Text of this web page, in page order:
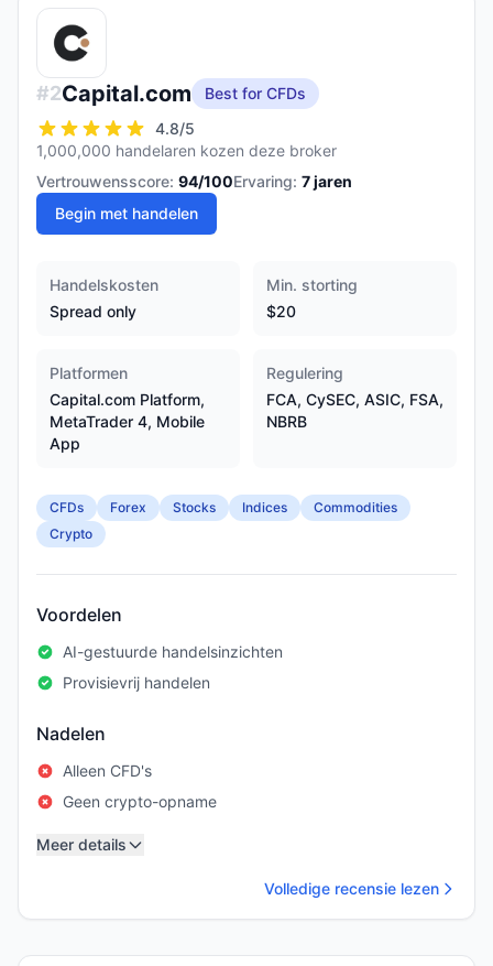
#2Capital.com
Best for CFDs
4.8/5
1,000,000 handelaren kozen deze broker
Vertrouwensscore: 94/100Ervaring: 7jaren
Begin met handelen
Handelskosten
Spread only
Min. storting
$20
Platformen
Capital.com Platform,
MetaTrader 4, Mobile
App
Regulering
FCA, CySEC, ASIC, FSA,
NBRB
CFDs Forex Stocks Indices
Commodities
Crypto
Voordelen
AI-gestuurde handelsinzichten
Provisievrij handelen
Nadelen
Alleen CFD's
Geen crypto-opname
Meer details
Volledige recensie lezen